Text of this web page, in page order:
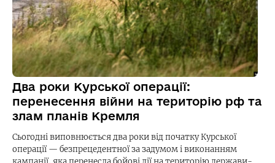
Два роки Курської операції:
перенесення війни на територію рф та
злам планів Кремля
Сьогодні виповнюється два роки від початку Курської
операції — безпрецедентної за задумом і виконанням